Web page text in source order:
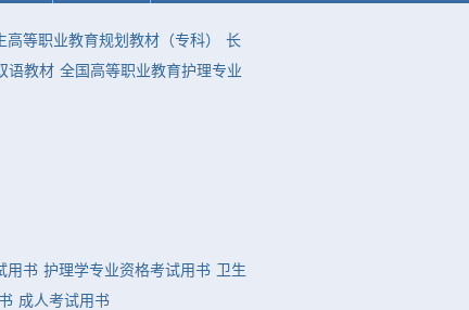
高等职业教育规划教材（专科）
长
语教材 全国高等职业教育护理专业
用书 护理学专业资格考试用书 卫生
成人考试用书